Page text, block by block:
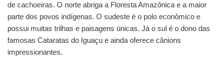
de cachoeiras. O norte abriga a Floresta Amazônica e a maior
parte dos povos indígenas. O sudeste é o polo econômico e
possui muitas trilhas e paisagens únicas. Já o sul é o dono das
famosas Cataratas do Iguaçu e ainda oferece cânions
impressionantes.